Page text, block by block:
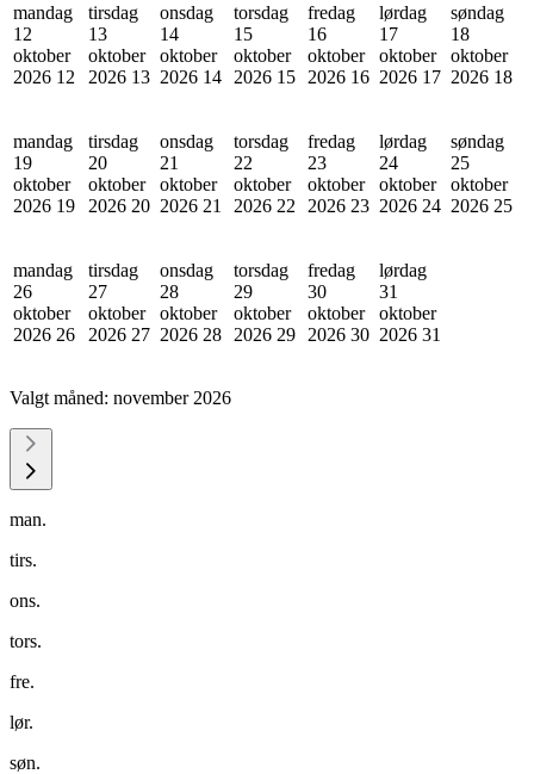
mandag
12
oktober
2026 12
tirsdag
13
oktober
2026 13
onsdag
14
oktober
2026 14
torsdag
15
oktober
2026 15
fredag
16
oktober
2026 16
lørdag
17
oktober
2026 17
søndag
18
oktober
2026 18
mandag
19
oktober
2026 19
tirsdag
20
oktober
2026 20
onsdag
21
oktober
2026 21
torsdag
22
oktober
2026 22
fredag
23
oktober
2026 23
lørdag
24
oktober
2026 24
søndag
25
oktober
2026 25
mandag
26
oktober
2026 26
tirsdag
27
oktober
2026 27
onsdag
28
oktober
2026 28
torsdag
29
oktober
2026 29
fredag
30
oktober
2026 30
lørdag
31
oktober
2026 31
Valgt måned: november 2026
man.
tirs.
ons.
tors.
fre.
lør.
søn.